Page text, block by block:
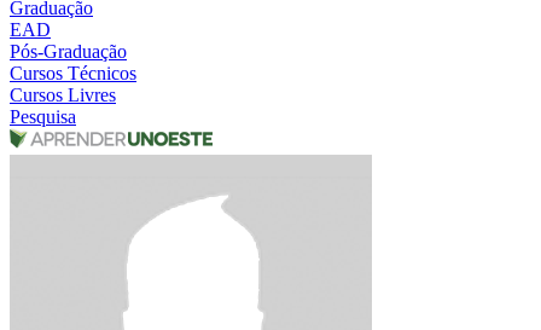
Graduação
EAD
Pós-Graduação
Cursos Técnicos
Cursos Livres
Pesquisa